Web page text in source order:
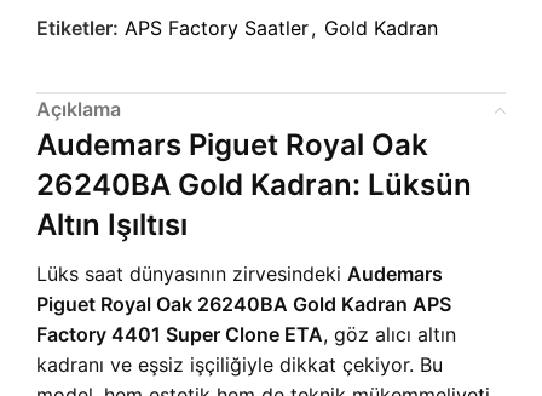
Etiketler: APS Factory Saatler, Gold Kadran
Açıklama
Audemars Piguet Royal Oak
26240BA Gold Kadran: Lüksün
Altın Işıltısı
Lüks saat dünyasının zirvesindeki Audemars
Piguet Royal Oak 26240BA Gold Kadran APS
Factory 4401 Super Clone ETA, göz alıcı altın
kadranı ve eşsiz işçiliğiyle dikkat çekiyor. Bu